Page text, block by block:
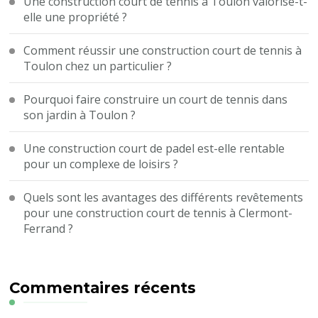
elle une propriété ?
Comment réussir une construction court de tennis à
Toulon chez un particulier ?
Pourquoi faire construire un court de tennis dans
son jardin à Toulon ?
Une construction court de padel est-elle rentable
pour un complexe de loisirs ?
Quels sont les avantages des différents revêtements
pour une construction court de tennis à Clermont-
Ferrand ?
Commentaires récents